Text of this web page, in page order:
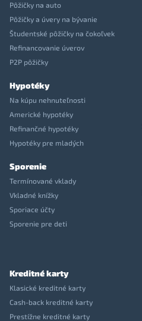
Pôžičky na auto
Pôžičky a úvery na bývanie
Študentské pôžičky na čokoľvek
Refinancovanie úverov
P2P pôžičky
Hypotéky
Na kúpu nehnuteľnosti
Americké hypotéky
Refinančné hypotéky
Hypotéky pre mladých
Sporenie
Termínované vklady
Vkladné knížky
Sporiace účty
Sporenie pre deti
Kreditné karty
Klasické kreditné karty
Cash-back kreditné karty
Prestížne kreditné karty